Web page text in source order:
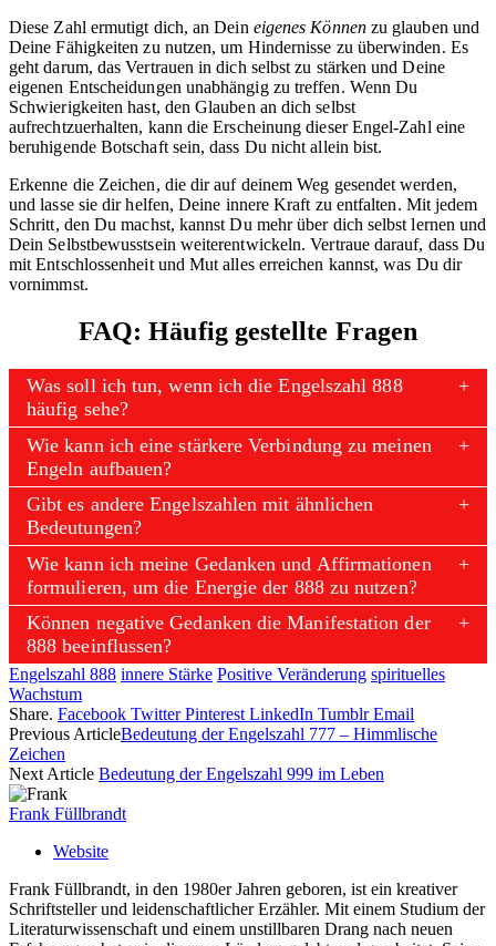
Diese Zahl ermutigt dich, an Dein eigenes Könnenzu glauben und
Deine Fähigkeiten zu nutzen, um Hindernisse zu überwinden. Es
geht darum, das Vertrauen in dich selbst zu stärken und Deine
eigenen Entscheidungen unabhängig zu treffen. Wenn Du
Schwierigkeiten hast, den Glauben an dich selbst
aufrechtzuerhalten, kann die Erscheinung dieser Engel-Zahl eine
beruhigende Botschaft sein, dass Du nicht allein bist.
Erkenne die Zeichen, die dir auf deinem Weg gesendet werden,
und lasse sie dir helfen, Deine innere Kraft zu entfalten. Mit jedem
Schritt, den Du machst, kannst Du mehr über dich selbst lernen und
Dein Selbstbewusstsein weiterentwickeln. Vertraue darauf, dass Du
mit Entschlossenheit und Mut alles erreichen kannst, was Du dir
vornimmst.
FAQ: Häufig gestellte Fragen
Was soll ich tun, wenn ich die Engelszahl 888
häufig sehe?
Wie kann ich eine stärkere Verbindung zu meinen
Engeln aufbauen?
Gibt es andere Engelszahlen mit ähnlichen
Bedeutungen?
Wie kann ich meine Gedanken und Affirmationen
formulieren, um die Energie der 888 zu nutzen?
Können negative Gedanken die Manifestation der
888 beeinflussen?
Engelszahl 888 innere Stärke Positive Veränderung spirituelles
Wachstum
Share. Facebook Twitter Pinterest LinkedIn Tumblr Email
Previous ArticleBedeutung der Engelszahl 777 – Himmlische
Zeichen
Next Article Bedeutung der Engelszahl 999 im Leben
Frank Füllbrandt
Website
Frank Füllbrandt, in den 1980er Jahren geboren, ist ein kreativer
Schriftsteller und leidenschaftlicher Erzähler. Mit einem Studium der
Literaturwissenschaft und einem unstillbaren Drang nach neuen